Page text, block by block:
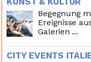
Begegnung
Ereignisse
Galerien ...
CITY EVENTS